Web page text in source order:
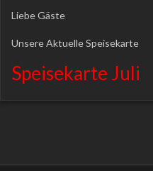
Liebe Gäste
Unsere Aktuelle Speisekarte
Speisekarte Juli